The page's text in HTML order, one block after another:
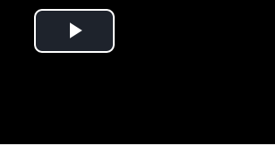
Play Video